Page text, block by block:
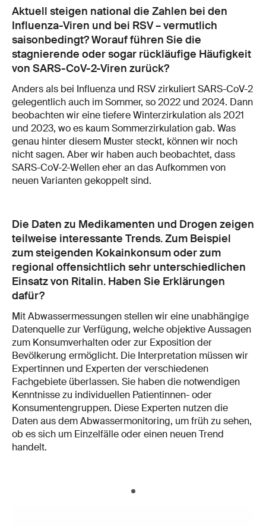
Aktuell steigen national die Zahlen bei den
Influenza-Viren und bei RSV – vermutlich
saisonbedingt? Worauf führen Sie die
stagnierende oder sogar rückläufige Häufigkeit
von SARS-CoV-2-Viren zurück?
Anders als bei Influenza und RSV zirkuliert SARS-CoV-2
gelegentlich auch im Sommer, so 2022 und 2024. Dann
beobachten wir eine tiefere Winterzirkulation als 2021
und 2023, wo es kaum Sommerzirkulation gab. Was
genau hinter diesem Muster steckt, können wir noch
nicht sagen. Aber wir haben auch beobachtet, dass
SARS-CoV-2-Wellen eher an das Aufkommen von
neuen Varianten gekoppelt sind.
Die Daten zu Medikamenten und Drogen zeigen
teilweise interessante Trends. Zum Beispiel
zum steigenden Kokainkonsum oder zum
regional offensichtlich sehr unterschiedlichen
Einsatz von Ritalin. Haben Sie Erklärungen
dafür?
Mit Abwassermessungen stellen wir eine unabhängige
Datenquelle zur Verfügung, welche objektive Aussagen
zum Konsumverhalten oder zur Exposition der
Bevölkerung ermöglicht. Die Interpretation müssen wir
Expertinnen und Experten der verschiedenen
Fachgebiete überlassen. Sie haben die notwendigen
Kenntnisse zu individuellen Patientinnen- oder
Konsumentengruppen. Diese Experten nutzen die
Daten aus dem Abwassermonitoring, um früh zu sehen,
ob es sich um Einzelfälle oder einen neuen Trend
handelt.